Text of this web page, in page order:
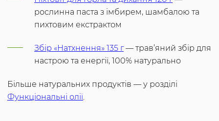
рослинна паста з імбирем, шамбалою та
пихтовим екстрактом
Збір «Натхнення» 135 г— трав’яний збір для
настрою та енергії, 100% натурально
Більше натуральних продуктів — у розділі
Функціональні олії.